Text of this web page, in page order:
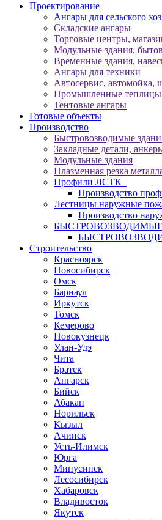
Проектирование
Ангары для сельского
Складские ангары
Торговые центры,
Модульные здания,
Временные здания,
Ангары для техники
Автосервис, автомойка,
Промышленные теплицы
Тентовые ангары
Готовые объекты
Производство
Быстровозводимые
Закладные детали,
Модульные здания
Плазменная резка
Профили ЛСТК
Производство
Лестницы наружные
Производство
Строительство
Красноярск
Новосибирск
Омск
Барнаул
Иркутск
Томск
Кемерово
Новокузнецк
Улан-Удэ
Чита
Братск
Ангарск
Бийск
Абакан
Норильск
Кызыл
Ачинск
Усть-Илимск
Юрга
Минусинск
Лесосибирск
Хабаровск
Владивосток
Якутск